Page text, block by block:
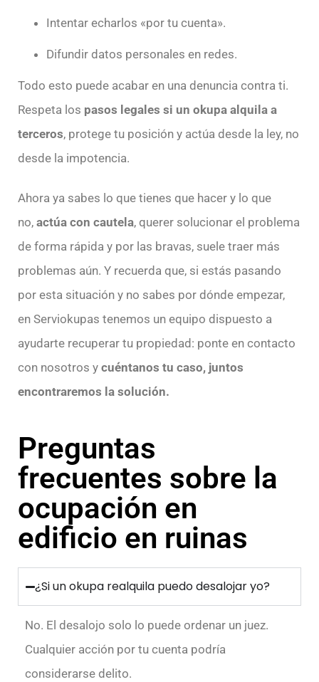
Intentar echarlos «por tu cuenta».
Difundir datos personales en redes.
Todo esto puede acabar en una denuncia contra ti.
Respeta los pasos legales si un okupa alquila a
terceros, protege tu posición y actúa desde la ley, no
desde la impotencia.
Ahora ya sabes lo que tienes que hacer y lo que
no, actúa con cautela, querer solucionar el problema
de forma rápida y por las bravas, suele traer más
problemas aún. Y recuerda que, si estás pasando
por esta situación y no sabes por dónde empezar,
en Serviokupas tenemos un equipo dispuesto a
ayudarte recuperar tu propiedad: ponte en contacto
con nosotros y cuéntanos tu caso, juntos
encontraremos la solución.
Preguntas
frecuentes sobre la
ocupación en
edificio en ruinas
¿Si un okupa realquila puedo desalojar yo?
No. El desalojo solo lo puede ordenar un juez.
Cualquier acción por tu cuenta podría
considerarse delito.